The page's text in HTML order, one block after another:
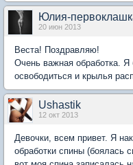
Юлия-
20 июн 2013
Веста! Поздравляю!
Очень важная обработка.
освободиться и крылья
Ushastik
12 окт 2013
Девочки, всем привет. Я
обработки спины (боялась